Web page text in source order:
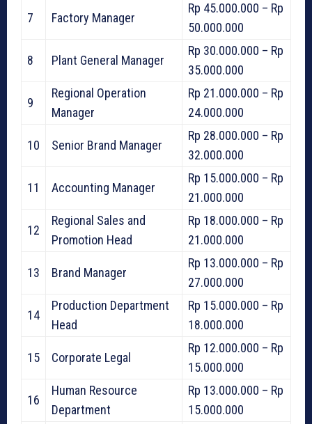
7 Factory Manager
Rp 45.000.000 – Rp
50.000.000
8 Plant General Manager
Rp 30.000.000 – Rp
35.000.000
9
Regional Operation
Manager
Rp 21.000.000 – Rp
24.000.000
10 Senior Brand Manager
Rp 28.000.000 – Rp
32.000.000
11 Accounting Manager
Rp 15.000.000 – Rp
21.000.000
12
Regional Sales and
Promotion Head
Rp 18.000.000 – Rp
21.000.000
13 Brand Manager
Rp 13.000.000 – Rp
27.000.000
14
Production Department
Head
Rp 15.000.000 – Rp
18.000.000
15 Corporate Legal
Rp 12.000.000 – Rp
15.000.000
16
Human Resource
Department
Rp 13.000.000 – Rp
15.000.000